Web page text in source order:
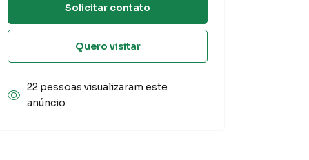
Solicitar contato
Quero visitar
22 pessoas visualizaram este
anúncio